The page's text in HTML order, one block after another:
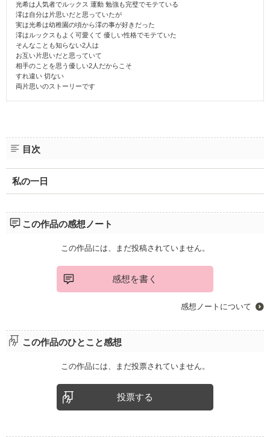
光希は人気者でルックス 運動 勉強も完璧でモテている
澪は自分は片思いだと思っていたが
実は光希は幼稚園の頃から澪の事が好きだった
澪はルックスもよく可愛くて 優しい性格でモテていた
そんなことも知らない2人は
お互い片思いだと思っていて
相手のことを思う優しい2人だからこそ
すれ違い 切ない
両片思いのストーリーです
目次
私の一日
この作品の感想ノート
この作品には、まだ投稿されていません。
感想を書く
感想ノートについて
この作品のひとこと感想
この作品には、まだ投票されていません。
投票する